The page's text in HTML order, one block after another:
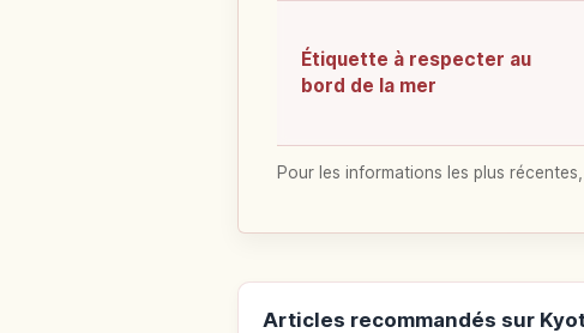
Étiquette à respecter au
bord de la mer
Pour les informations les plus
Articles recommandés sur